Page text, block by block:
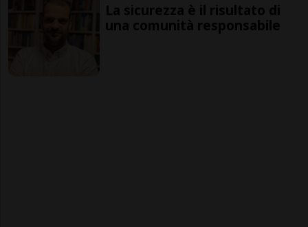
La sicurezza è il risultato di
una comunità responsabile